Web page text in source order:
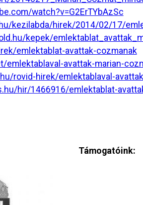
watch?v=G2ErTYbAzSc
kezilabda/hirek/2014/02/17/
kepek/
emlektablat-avattak-cozmanak
emlektablaval-avattak-marian-
rovid-hirek/emlektablaval-
hir/1466916/emlektablat-
Támogatóink: